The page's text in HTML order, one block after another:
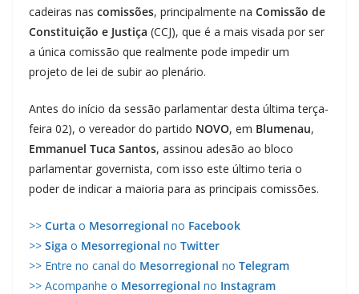
cadeiras nas comissões, principalmente na Comissão de
Constituição e Justiça (CCJ), que é a mais visada por ser
a única comissão que realmente pode impedir um
projeto de lei de subir ao plenário.
Antes do início da sessão parlamentar desta última terça-
feira 02), o vereador do partido NOVO, em Blumenau,
Emmanuel Tuca Santos, assinou adesão ao bloco
parlamentar governista, com isso este último teria o
poder de indicar a maioria para as principais comissões.
>> Curta o Mesorregional no Facebook
>> Siga o Mesorregional no Twitter
>> Entre no canal do Mesorregional no Telegram
>> Acompanhe o Mesorregional no Instagram